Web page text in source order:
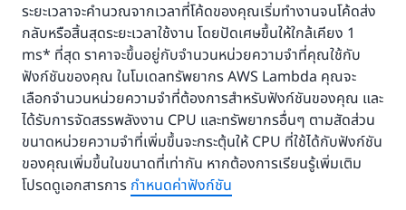
ระยะเวลาจะคำนวณจากเวลาที่โค้ดของคุณเริ่มทำงานจนโค้ดส่ง
กลับหรือสิ้นสุดระยะเวลาใช้งาน โดยปัดเศษขึ้นให้ใกล้เคียง 1
ms* ที่สุด ราคาจะขึ้นอยู่กับจำนวนหน่วยความจำที่คุณใช้กับ
ฟังก์ชันของคุณ ในโมเดลทรัพยากร AWS Lambda คุณจะ
เลือกจำนวนหน่วยความจำที่ต้องการสำหรับฟังก์ชันของคุณ และ
ได้รับการจัดสรรพลังงาน CPU และทรัพยากรอื่นๆ ตามสัดส่วน
ขนาดหน่วยความจำที่เพิ่มขึ้นจะกระตุ้นให้ CPU ที่ใช้ได้กับฟังก์ชัน
ของคุณเพิ่มขึ้นในขนาดที่เท่ากัน หากต้องการเรียนรู้เพิ่มเติม
โปรดดูเอกสารการ กำหนดค่าฟังก์ชัน